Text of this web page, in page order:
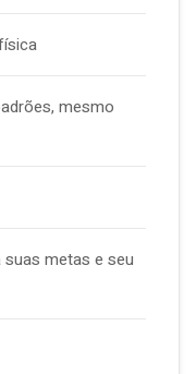
mesmo
metas e seu